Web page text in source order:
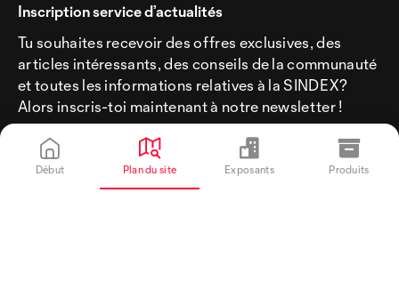
Inscription service d’actualités
Tu souhaites recevoir des offres exclusives, des
articles intéressants, des conseils de la communauté
et toutes les informations relatives à la SINDEX?
Alors inscris-toi maintenant à notre newsletter !
Début Plan du site Exposants Produits